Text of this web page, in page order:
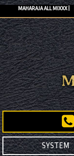
MAHARAJA ALL
SYSTEM